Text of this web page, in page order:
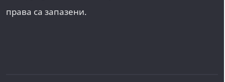
права са запазени.